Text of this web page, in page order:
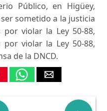
Público, en Higüey,
sometido a la justicia
violar la Ley 50-88,
violar la Ley 50-88,
de la DNCD.